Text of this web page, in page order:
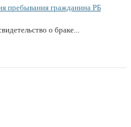
пребывания гражданина РБ
о браке...